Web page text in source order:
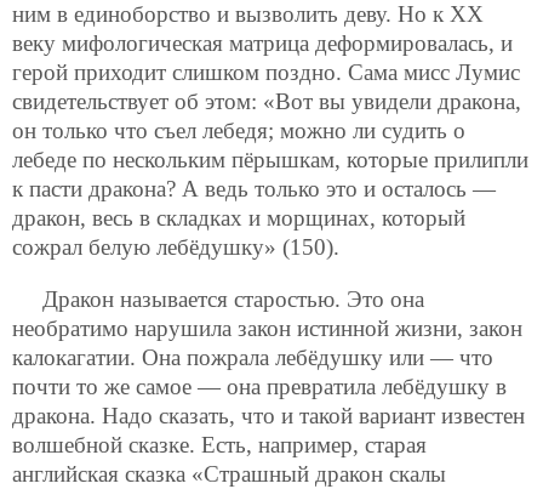
ним в единоборство и вызволить деву. Но к ХХ
веку мифологическая матрица деформировалась, и
герой приходит слишком поздно. Сама мисс Лумис
свидетельствует об этом: «Вот вы увидели дракона,
он только что съел лебедя; можно ли судить о
лебеде по нескольким пёрышкам, которые прилипли
к пасти дракона? А ведь только это и осталось —
дракон, весь в складках и морщинах, который
сожрал белую лебёдушку» (150).
Дракон называется старостью. Это она
необратимо нарушила закон истинной жизни, закон
калокагатии. Она пожрала лебёдушку или — что
почти то же самое — она превратила лебёдушку в
дракона. Надо сказать, что и такой вариант известен
волшебной сказке. Есть, например, старая
английская сказка «Страшный дракон скалы